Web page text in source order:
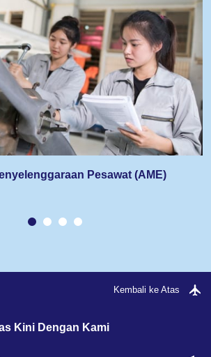
Pesawat (AME)
Kembali ke Atas
Kini Dengan Kami